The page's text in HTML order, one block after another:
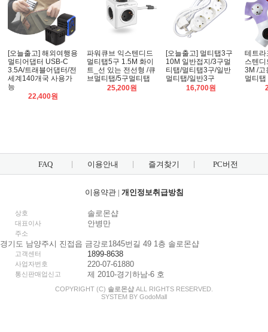
[오늘출고] 해외여행용
멀티어댑터 USB-C
3.5A/트래블어댑터/전
세계140개국 사용가
능
22,400원
파워큐브 익스텐디드
멀티탭5구 1.5M 화이
트_선 있는 전선형 /큐
브멀티탭/5구멀티탭
25,200원
[오늘출고] 멀티탭3구
10M 일반접지/3구멀
티탭/멀티탭3구/일반
멀티탭/일반3구
16,700원
테트라
스텐
3M /고
멀티탭
FAQ 이용안내 즐겨찾기 PC버전
이용약관| 개인정보취급방침
상호 솔로몬샵
대표이사 안병만
주소
경기도 남양주시 진접읍 금강로1845번길 49 1층 솔로몬샵
고객센터 1899-8638
사업자번호 220-07-61880
통신판매업신고 제 2010-경기하남-6 호
COPYRIGHT (C) 솔로몬샵 ALL RIGHTS RESERVED.
SYSTEM BY GodoMall